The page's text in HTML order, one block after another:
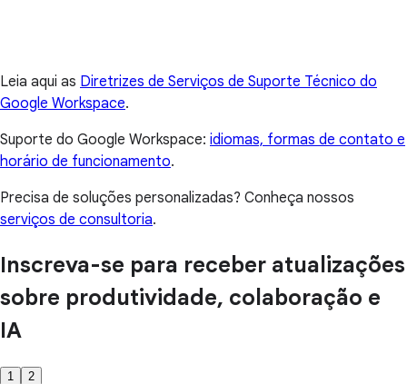
Leia aqui as Diretrizes de Serviços de Suporte Técnico do
Google Workspace.
Suporte do Google Workspace: idiomas, formas de contato e
horário de funcionamento.
Precisa de soluções personalizadas? Conheça nossos
serviços de consultoria.
Inscreva-se para receber atualizações
sobre produtividade, colaboração e
IA
1 2